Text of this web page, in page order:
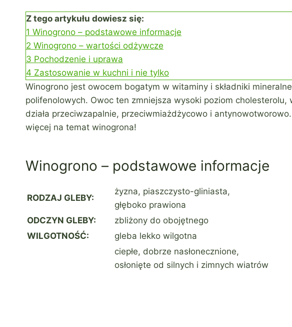
Z tego artykułu dowiesz się:
1 Winogrono – podstawowe informacje
2 Winogrono – wartości odżywcze
3 Pochodzenie i uprawa
4 Zastosowanie w kuchni i nie tylko
Winogrono jest owocem bogatym w witaminy i składniki
polifenolowych. Owoc ten zmniejsza wysoki poziom cholesterolu,
działa przeciwzapalnie, przeciwmiażdżycowo i
więcej na temat winogrona!
Winogrono – podstawowe informacje
RODZAJ GLEBY:
żyzna, piaszczysto-gliniasta,
głęboko prawiona
ODCZYN GLEBY:
zbliżony do obojętnego
WILGOTNOŚĆ:
gleba lekko wilgotna
ciepłe, dobrze nasłonecznione,
osłonięte od silnych i zimnych wiatrów